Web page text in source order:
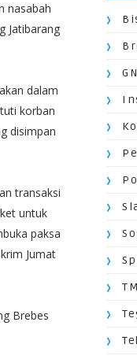
nasabah
Jatibarang
dalam
korban
disimpan
transaksi
untuk
paksa
Jumat
Brebes